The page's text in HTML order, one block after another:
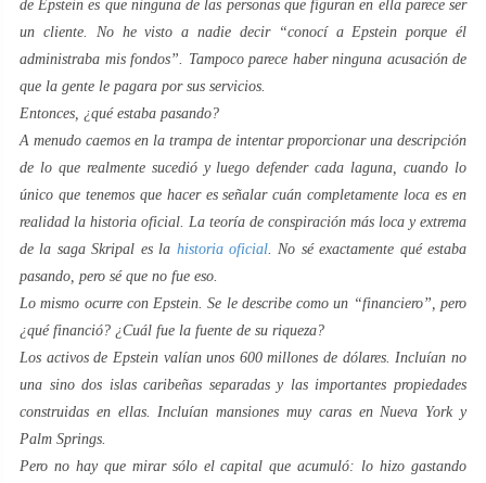
de Epstein es que ninguna de las personas que figuran en ella parece ser
un cliente. No he visto a nadie decir “conocí a Epstein porque él
administraba mis fondos”. Tampoco parece haber ninguna acusación de
que la gente le pagara por sus servicios.
Entonces, ¿qué estaba pasando?
A menudo caemos en la trampa de intentar proporcionar una descripción
de lo que realmente sucedió y luego defender cada laguna, cuando lo
único que tenemos que hacer es señalar cuán completamente loca es en
realidad la historia oficial. La teoría de conspiración más loca y extrema
de la saga Skripal es la historia oficial. No sé exactamente qué estaba
pasando, pero sé que no fue eso.
Lo mismo ocurre con Epstein. Se le describe como un “financiero”, pero
¿qué financió? ¿Cuál fue la fuente de su riqueza?
Los activos de Epstein valían unos 600 millones de dólares. Incluían no
una sino dos islas caribeñas separadas y las importantes propiedades
construidas en ellas. Incluían mansiones muy caras en Nueva York y
Palm Springs.
Pero no hay que mirar sólo el capital que acumuló: lo hizo gastando